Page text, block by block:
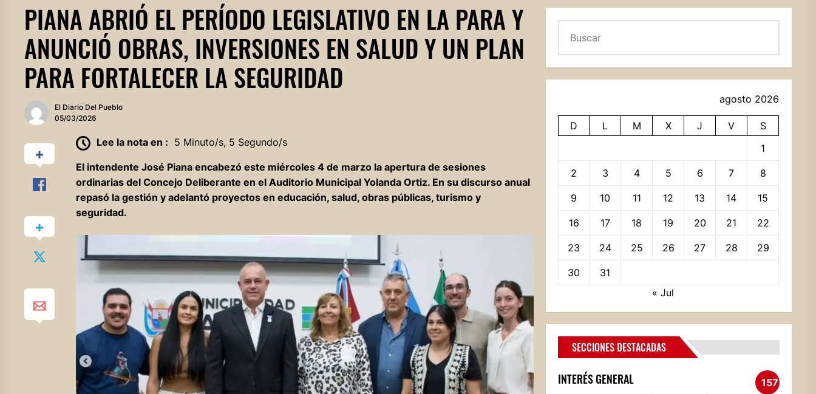
PIANA ABRIÓ EL PERÍODO LEGISLATIVO EN LA PARA Y
ANUNCIÓ OBRAS, INVERSIONES EN SALUD Y UN PLAN
PARA FORTALECER LA SEGURIDAD
El Diario Del Pueblo
05/03/2026
Lee la nota en : 5 Minuto/s, 5 Segundo/s
El intendente José Piana encabezó este miércoles 4 de marzo la apertura de sesiones
ordinarias del Concejo Deliberante en el Auditorio Municipal Yolanda Ortiz. En su discurso anual
repasó la gestión y adelantó proyectos en educación, salud, obras públicas, turismo y
seguridad.
agosto 2026
D L M X J V
S
1
2 3 4 5 6 7 8
9 10 11 12 13 14 15
16 17 18 19 20 21 22
23 24 25 26 27 28 29
30
31
« Jul
SECCIONES DESTACADAS
INTERÉS GENERAL 1572